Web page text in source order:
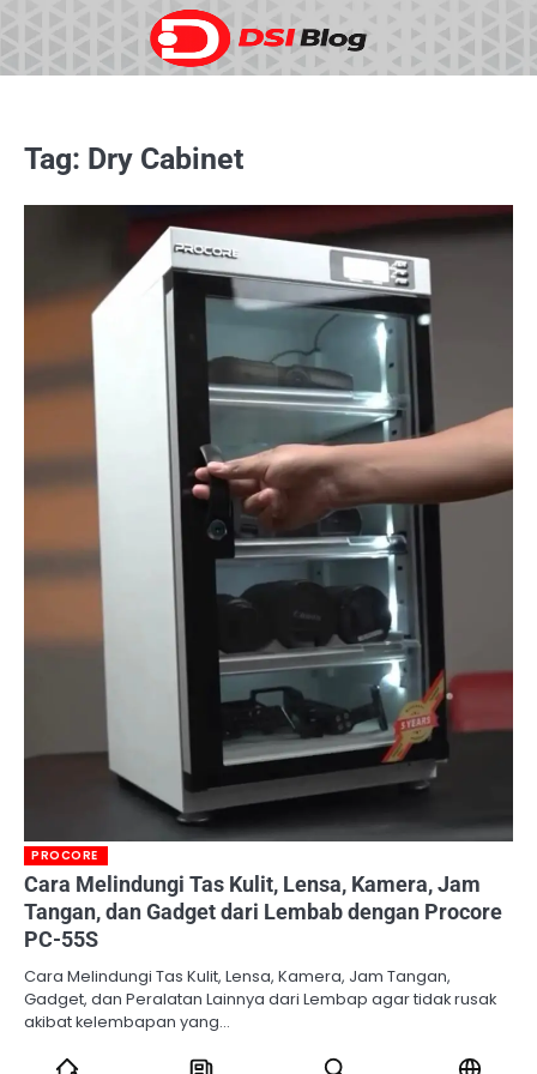
to
content
Tag: Dry Cabinet
PROCORE
Cara Melindungi Tas Kulit, Lensa, Kamera, Jam
Tangan, dan Gadget dari Lembab dengan Procore
PC-55S
Cara Melindungi Tas Kulit, Lensa, Kamera, Jam Tangan,
Gadget, dan Peralatan Lainnya dari Lembap agar tidak rusak
akibat kelembapan yang…